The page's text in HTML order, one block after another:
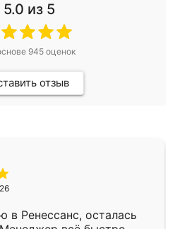
5.0 из 5
945оценок
отзыв
в Ренессанс, осталась